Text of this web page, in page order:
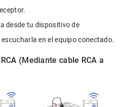
desde tu dispositivo de
en el equipo conectado.
(Mediante cable RCA a